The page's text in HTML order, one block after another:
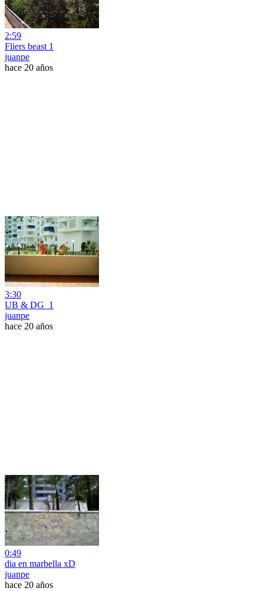
2:59
Fliers beast 1
juanpe
hace 20 años
3:30
UB & DG_1
juanpe
hace 20 años
0:49
dia en marbella xD
juanpe
hace 20 años